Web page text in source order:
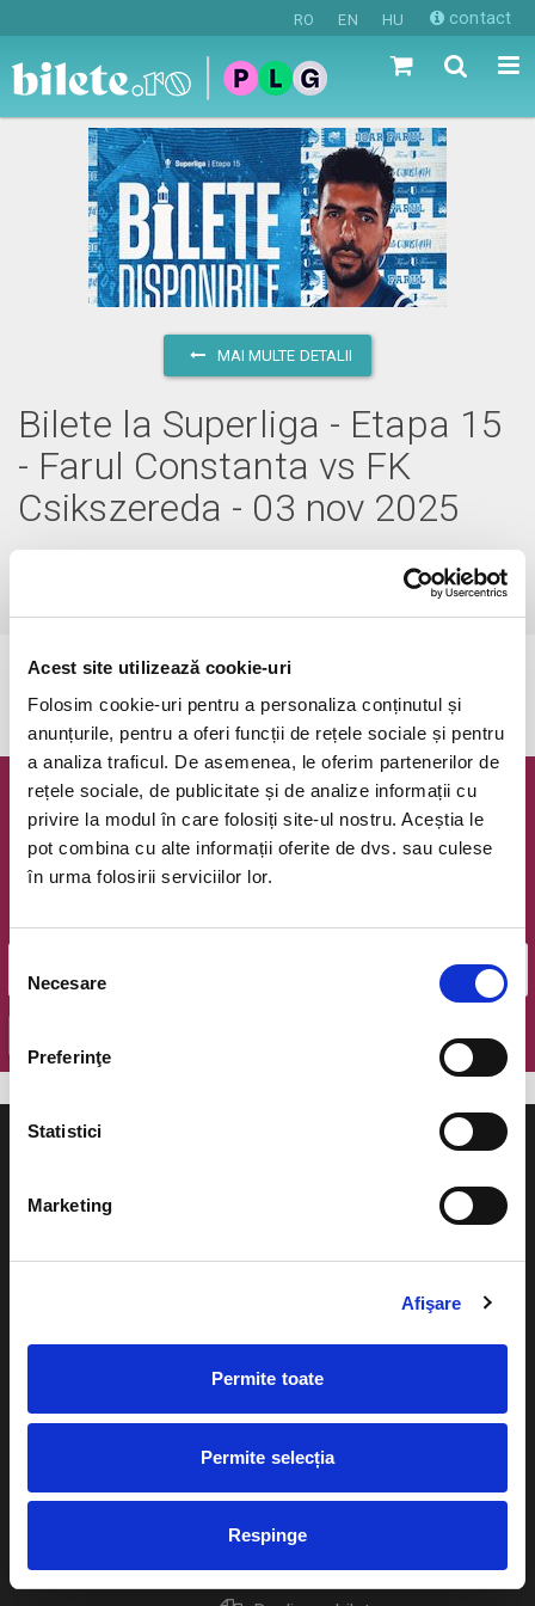
Acest site utilizează cookie-uri
Folosim cookie-uri pentru a personaliza conținutul și
anunțurile, pentru a oferi funcții de rețele sociale și pentru
a analiza traficul. De asemenea, le oferim partenerilor de
rețele sociale, de publicitate și de analize informații cu
privire la modul în care folosiți site-ul nostru. Aceștia le
pot combina cu alte informații oferite de dvs. sau culese
în urma folosirii serviciilor lor.
consimțământului
Necesare
Preferinţe
Statistici
Marketing
Afişare
Permite toate
Permite selecția
Respinge
RO EN HU contact
MAI MULTE DETALII
Bilete la Superliga - Etapa 15
- Farul Constanta vs FK
Csikszereda - 03 nov 2025
vezi pe harta
Evenimentul a expirat.
Newsletter @ Bilete.ro
Oferte exclusive si o editie saptamanala cu cele mai noi
evenimente.
Cum comand bilete?
Plata online sau cash
Livrare prin curier
Returnare bilete
Diverse